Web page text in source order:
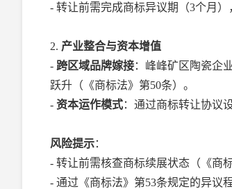
- 转让前需完成商标异议期（3个月）
2. 产业整合与资本增值
- 跨区域品牌嫁接：峰峰矿区陶瓷企
跃升（《商标法》第50条）。
- 资本运作模式：通过商标转让协议
风险提示：
- 转让前需核查商标续展状态（《商
- 通过《商标法》第53条规定的异议